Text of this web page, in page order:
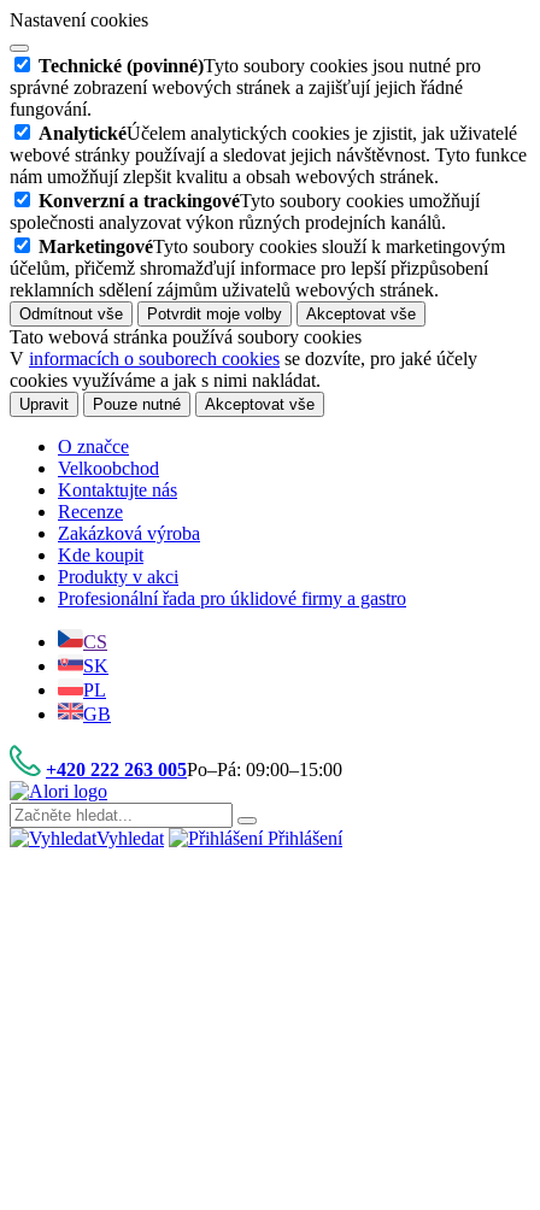
Nastavení cookies
Technické (povinné)Tyto soubory cookies jsou nutné pro
správné zobrazení webových stránek a zajišťují jejich řádné
fungování.
AnalytickéÚčelem analytických cookies je zjistit, jak uživatelé
webové stránky používají a sledovat jejich návštěvnost. Tyto funkce
nám umožňují zlepšit kvalitu a obsah webových stránek.
Konverzní a trackingovéTyto soubory cookies umožňují
společnosti analyzovat výkon různých prodejních kanálů.
MarketingovéTyto soubory cookies slouží k marketingovým
účelům, přičemž shromažďují informace pro lepší přizpůsobení
reklamních sdělení zájmům uživatelů webových stránek.
Odmítnout vše Potvrdit moje volby Akceptovat vše
Tato webová stránka používá soubory cookies
V informacích o souborech cookies se dozvíte, pro jaké účely
cookies využíváme a jak s nimi nakládat.
Upravit Pouze nutné Akceptovat vše
O značce
Velkoobchod
Kontaktujte nás
Recenze
Zakázková výroba
Kde koupit
Produkty v akci
Profesionální řada pro úklidové firmy a gastro
CS
SK
PL
GB
+420 222 263 005Po–Pá: 09:00–15:00
Vyhledat Přihlášení